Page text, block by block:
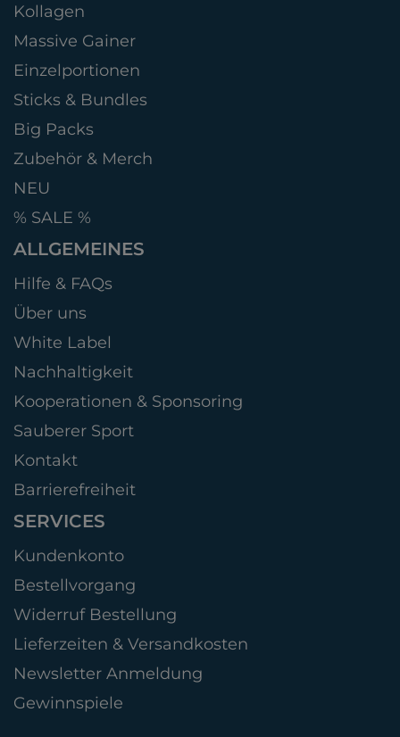
Kollagen
Massive Gainer
Einzelportionen
Sticks & Bundles
Big Packs
Zubehör & Merch
NEU
% SALE %
ALLGEMEINES
Hilfe & FAQs
Über uns
White Label
Nachhaltigkeit
Kooperationen & Sponsoring
Sauberer Sport
Kontakt
Barrierefreiheit
SERVICES
Kundenkonto
Bestellvorgang
Widerruf Bestellung
Lieferzeiten & Versandkosten
Newsletter Anmeldung
Gewinnspiele